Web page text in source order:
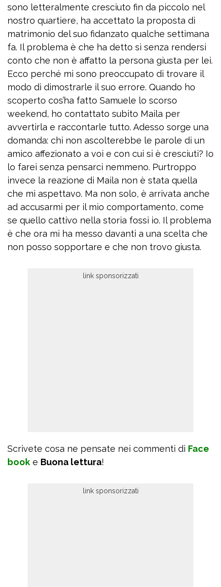
sono letteralmente cresciuto fin da piccolo nel
nostro quartiere, ha accettato la proposta di
matrimonio del suo fidanzato qualche settimana
fa. Il problema è che ha detto sì senza rendersi
conto che non è affatto la persona giusta per lei.
Ecco perché mi sono preoccupato di trovare il
modo di dimostrarle il suo errore. Quando ho
scoperto cos’ha fatto Samuele lo scorso
weekend, ho contattato subito Maila per
avvertirla e raccontarle tutto. Adesso sorge una
domanda: chi non ascolterebbe le parole di un
amico affezionato a voi e con cui si è cresciuti? Io
lo farei senza pensarci nemmeno. Purtroppo
invece la reazione di Maila non è stata quella
che mi aspettavo. Ma non solo, è arrivata anche
ad accusarmi per il mio comportamento, come
se quello cattivo nella storia fossi io. Il problema
è che ora mi ha messo davanti a una scelta che
non posso sopportare e che non trovo giusta.
Scrivete cosa ne pensate nei commenti di Face
book e Buona lettura!